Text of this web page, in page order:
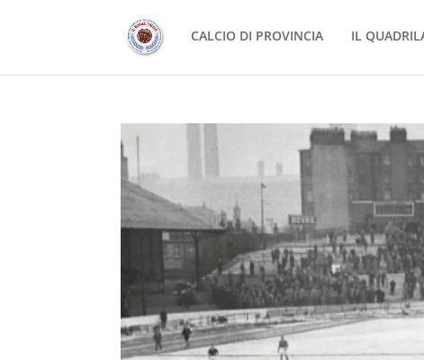
CALCIO DI PROVINCIA IL